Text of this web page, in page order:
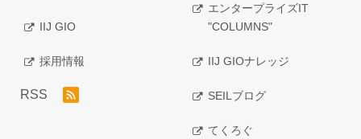
IIJ GIO
採用情報
RSS
エンタープライズIT
"COLUMNS"
IIJ GIOナレッジ
SEILブログ
てくろぐ